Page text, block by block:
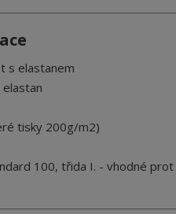
s elastanem
elastan
tisky 200g/m2)
100, třida I. - vhodné